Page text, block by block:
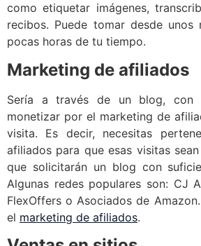
como etiquetar imágenes,
recibos. Puede tomar desde unos
pocas horas de tu tiempo.
Marketing de afiliados
Sería a través de un blog, con
monetizar por el marketing de
visita. Es decir, necesitas
afiliados para que esas visitas
que solicitarán un blog con
Algunas redes populares son: CJ
FlexOffers o Asociados de
el marketing de afiliados.